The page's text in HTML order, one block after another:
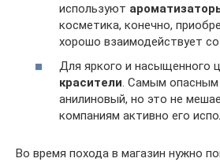
используют
косметика, конечно,
хорошо взаимодействует
Для яркого и насыщенного
красители. Самым опасным
анилиновый, но это не
компаниям активно его
Во время похода в магазин нужно